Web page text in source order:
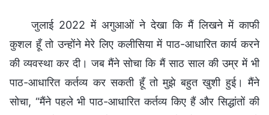
जुलाई 2022 में अगुआओं ने देखा कि मैं लिखने में काफी
कुशल हूँ तो उन्होंने मेरे लिए कलीसिया में पाठ-आधारित कार्य करने
की व्यवस्था कर दी। जब मैंने सोचा कि मैं साठ साल की उम्र में भी
पाठ-आधारित कर्तव्य कर सकती हूँ तो मुझे बहुत खुशी हुई। मैंने
सोचा, “मैंने पहले भी पाठ-आधारित कर्तव्य किए हैं और सिद्धांतों की